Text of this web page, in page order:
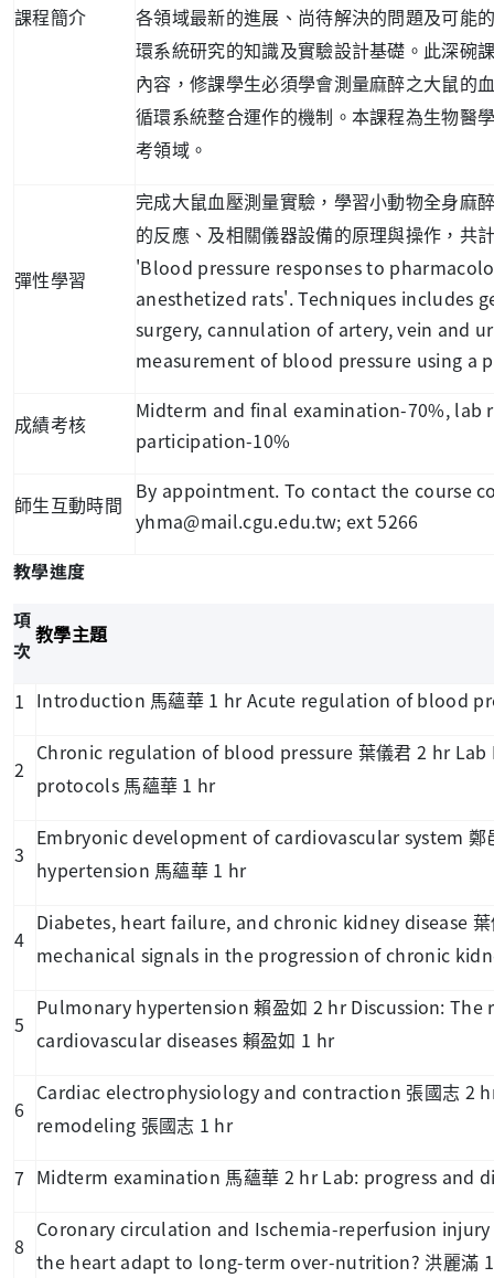
課程簡介
各領域最新的進展、尚待解決的問題及可能
環系統研究的知識及實驗設計基礎。此深碗
內容，修課學生必須學會測量麻醉之大鼠的
循環系統整合運作的機制。本課程為生物醫
考領域。
彈性學習
完成大鼠血壓測量實驗，學習小動物全身麻
的反應、及相關儀器設備的原理與操作，共
'Blood pressure responses to
anesthetized rats'. Techniques includes
surgery, cannulation of artery, vein and
measurement of blood pressure using a
成績考核
Midterm and final examination-70%, lab
participation-10%
師生互動時間
By appointment. To contact the course
yhma@mail.cgu.edu.tw; ext 5266
教學進度
項
次
教學主題
1 Introduction 馬蘊華 1 hr Acute regulation of blood
2
Chronic regulation of blood pressure 葉儀君 2 hr Lab
protocols 馬蘊華 1 hr
3
Embryonic development of cardiovascular system鄭
hypertension 馬蘊華 1 hr
4
Diabetes, heart failure, and chronic kidney disease
mechanical signals in the progression of chronic
5
Pulmonary hypertension賴盈如 2 hr Discussion:
cardiovascular diseases 賴盈如 1 hr
6
Cardiac electrophysiology and contraction 張國志 2
remodeling 張國志 1 hr
7 Midterm examination 馬蘊華 2 hr Lab: progress and
8
Coronary circulation and Ischemia-reperfusion injury
the heart adapt to long-term over-nutrition? 洪麗滿